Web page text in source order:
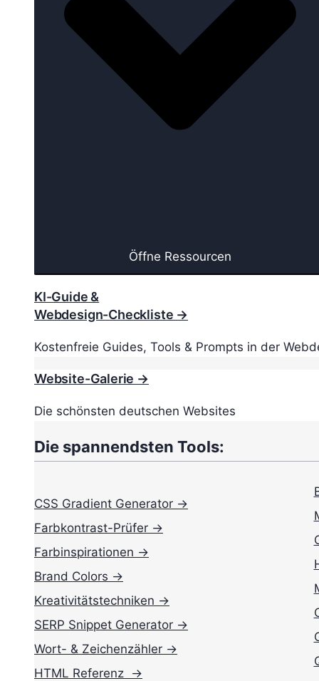
Öffne Ressourcen
KI-Guide &
Webdesign-Checkliste →
Kostenfreie Guides, Tools & Prompts in der
Website-Galerie →
Die schönsten deutschen Websites
Die spannendsten Tools:
CSS Gradient Generator →
Farbkontrast-Prüfer →
Farbinspirationen →
Brand Colors →
Kreativitätstechniken →
SERP Snippet Generator →
Wort- & Zeichenzähler →
HTML Referenz →